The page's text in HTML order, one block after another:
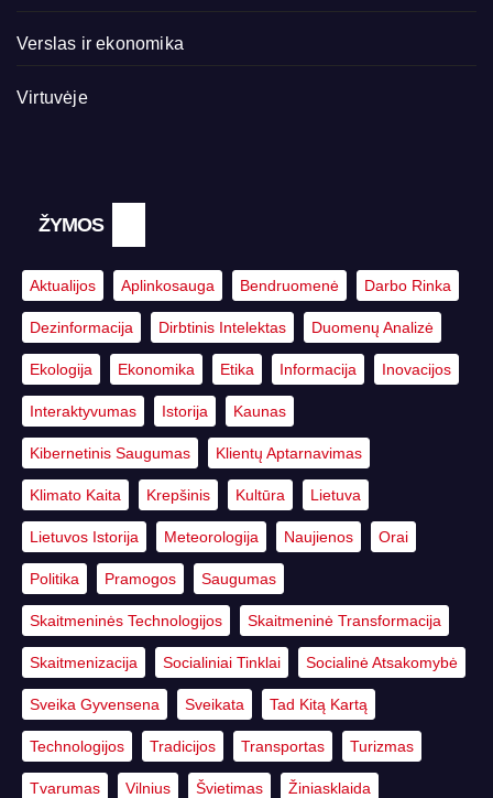
Verslas ir ekonomika
Virtuvėje
ŽYMOS
Aktualijos Aplinkosauga Bendruomenė Darbo Rinka
Dezinformacija Dirbtinis Intelektas Duomenų Analizė
Ekologija Ekonomika Etika Informacija Inovacijos
Interaktyvumas Istorija Kaunas
Kibernetinis Saugumas Klientų Aptarnavimas
Klimato Kaita Krepšinis Kultūra Lietuva
Lietuvos Istorija Meteorologija Naujienos Orai
Politika Pramogos Saugumas
Skaitmeninės Technologijos Skaitmeninė Transformacija
Skaitmenizacija Socialiniai Tinklai Socialinė Atsakomybė
Sveika Gyvensena Sveikata Tad Kitą Kartą
Technologijos Tradicijos Transportas Turizmas
Tvarumas Vilnius Švietimas Žiniasklaida